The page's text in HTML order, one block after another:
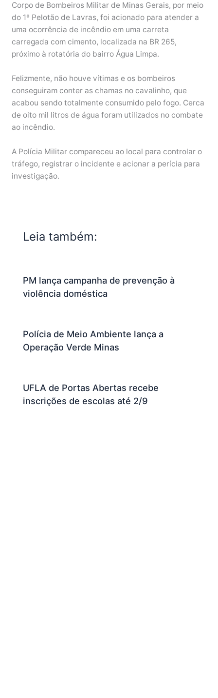
Corpo de Bombeiros Militar de Minas Gerais, por meio
do 1º Pelotão de Lavras, foi acionado para atender a
uma ocorrência de incêndio em uma carreta
carregada com cimento, localizada na BR 265,
próximo à rotatória do bairro Água Limpa.
Felizmente, não houve vítimas e os bombeiros
conseguiram conter as chamas no cavalinho, que
acabou sendo totalmente consumido pelo fogo. Cerca
de oito mil litros de água foram utilizados no combate
ao incêndio.
A Polícia Militar compareceu ao local para controlar o
tráfego, registrar o incidente e acionar a perícia para
investigação.
Leia também:
PM lança campanha de prevenção à
violência doméstica
Polícia de Meio Ambiente lança a
Operação Verde Minas
UFLA de Portas Abertas recebe
inscrições de escolas até 2/9